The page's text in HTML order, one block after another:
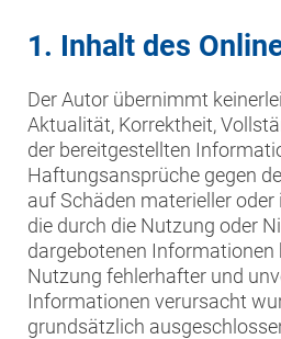
1. Inhalt des
Der Autor übernimmt
Aktualität, Korrektheit,
der bereitgestellten
Haftungsansprüche gegen
auf Schäden materieller oder
die durch die Nutzung oder
dargebotenen Informationen
Nutzung fehlerhafter und
Informationen verursacht
grundsätzlich